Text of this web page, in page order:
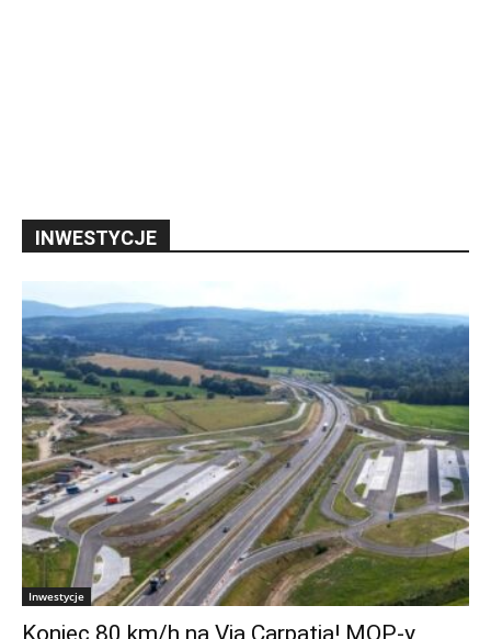
INWESTYCJE
Inwestycje
Koniec 80 km/h na Via Carpatia! MOP-y